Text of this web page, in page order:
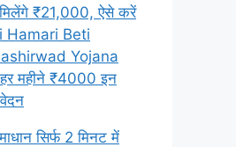
मिलेंगे ₹21,000, ऐसे करें
Hamari Beti
Yojana
महीने ₹4000 इन
सिर्फ 2 मिनट में